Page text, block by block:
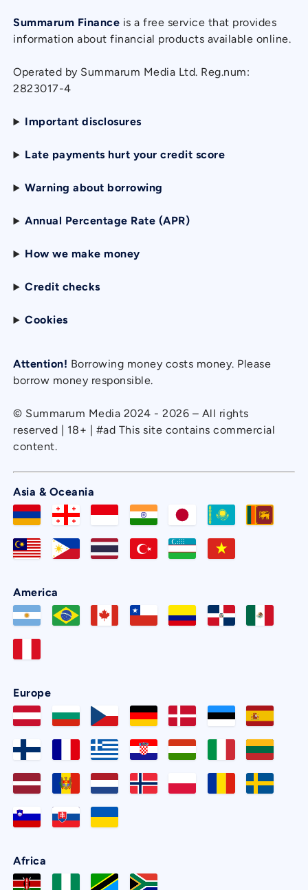
Summarum Finance is a free service that provides
information about financial products available online.
Operated by Summarum Media Ltd. Reg.num:
2823017-4
Important disclosures
Late payments hurt your credit score
Warning about borrowing
Annual Percentage Rate (APR)
How we make money
Credit checks
Cookies
Attention! Borrowing money costs money. Please
borrow money responsible.
© Summarum Media 2024 - 2026 – All rights
reserved | 18+ | #ad This site contains commercial
content.
Asia & Oceania
America
Europe
Africa